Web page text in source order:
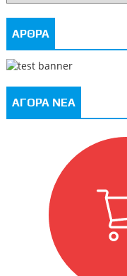
ΑΡΘΡΑ
ΑΓΟΡΑ ΝΕΑ